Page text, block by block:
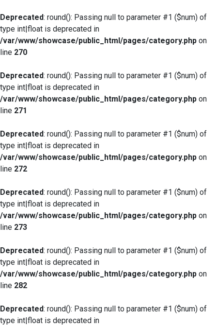
Deprecated: round(): Passing null to parameter #1 ($num) of
type int|float is deprecated in
/var/www/showcase/public_html/pages/category.php on
line 270
Deprecated: round(): Passing null to parameter #1 ($num) of
type int|float is deprecated in
/var/www/showcase/public_html/pages/category.php on
line 271
Deprecated: round(): Passing null to parameter #1 ($num) of
type int|float is deprecated in
/var/www/showcase/public_html/pages/category.php on
line 272
Deprecated: round(): Passing null to parameter #1 ($num) of
type int|float is deprecated in
/var/www/showcase/public_html/pages/category.php on
line 273
Deprecated: round(): Passing null to parameter #1 ($num) of
type int|float is deprecated in
/var/www/showcase/public_html/pages/category.php on
line 282
Deprecated: round(): Passing null to parameter #1 ($num) of
type int|float is deprecated in